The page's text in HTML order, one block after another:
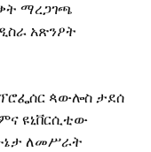
ማረጋገጫ
አጽንዖት
ጳውሎስ ታደሰ
ዩኒቨርሲቲው
ለመሥራት